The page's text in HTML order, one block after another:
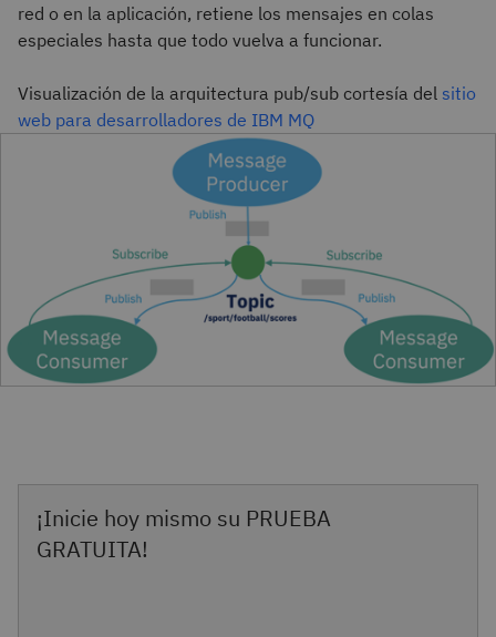
red o en la aplicación, retiene los mensajes en colas
especiales hasta que todo vuelva a funcionar.
Visualización de la arquitectura pub/sub cortesía del sitio
web para desarrolladores de IBM MQ
¡Inicie hoy mismo su PRUEBA
GRATUITA!